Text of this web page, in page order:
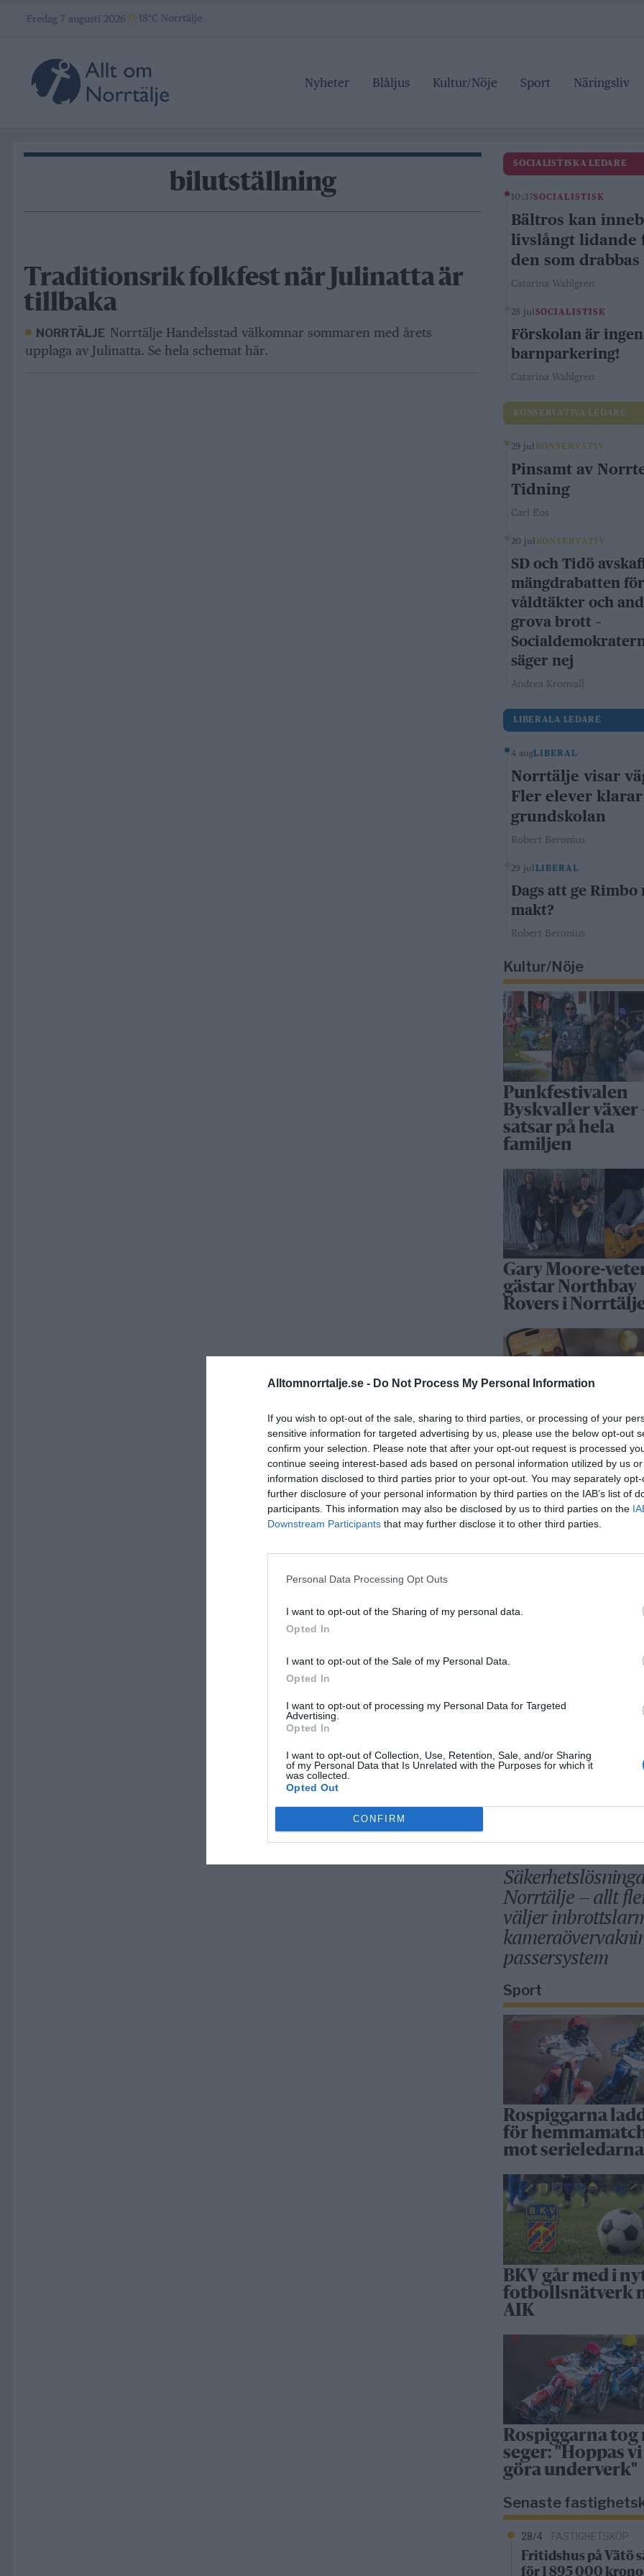
Alltomnorrtalje.se - Do Not Process My Personal Information
If you wish to opt-out of the sale, sharing to third parties, or processing of your
sensitive information for targeted advertising by us, please use the below opt-out
confirm your selection. Please note that after your opt-out request is processed
continue seeing interest-based ads based on personal information utilized by us
information disclosed to third parties prior to your opt-out. You may separately
further disclosure of your personal information by third parties on the IAB’s list of
participants. This information may also be disclosed by us to third parties on the
Downstream Participants that may further disclose it to other third parties.
Personal Data Processing Opt Outs
I want to opt-out of the Sharing of my personal data.
Opted In
I want to opt-out of the Sale of my Personal Data.
Opted In
I want to opt-out of processing my Personal Data for Targeted
Advertising.
Opted In
I want to opt-out of Collection, Use, Retention, Sale, and/or Sharing
of my Personal Data that Is Unrelated with the Purposes for which it
was collected.
Opted Out
CONFIRM
Fredag 7 augusti 2026 18°C Norrtälje
Nyheter Blåljus Kultur/Nöje Sport Näringsliv
bilutställning
Traditionsrik folkfest när Julinatta är
tillbaka
NORRTÄLJE Norrtälje Handelsstad välkomnar sommaren med årets
upplaga av Julinatta. Se hela schemat här.
SOCIALISTISKA LEDARE
10:37SOCIALISTISK
Bältros kan
livslångt lidande
den som drabbas
Catarina Wahlgren
28 jul SOCIALISTISK
Förskolan är ingen
barnparkering!
Catarina Wahlgren
KONSERVATIVA LEDARE
29 jul KONSERVATIV
Pinsamt av
Tidning
Carl Eos
20 jul KONSERVATIV
SD och Tidö
mängdrabatten för
våldtäkter och
grova brott –
säger nej
Andrea Kronvall
LIBERALA LEDARE
4 augLIBERAL
Norrtälje visar
Fler elever klarar
grundskolan
Robert Beronius
29 jul LIBERAL
Dags att ge Rimbo
makt?
Robert Beronius
Kultur/Nöje
Punkfestivalen
Byskvaller växer
satsar på hela
familjen
Gary Moore-
gästar Northbay
Rovers i
”Vad händer på
passerar 50 000
medlemmar
Näringsliv
Norrtälje
Bino
styrelse
Norrtälje – allt
väljer
passersystem
Sport
Rospiggarna
för
mot serieledarna
BKV går med i
fotbollsnätverk
AIK
Rospiggarna tog
seger: "Hoppas
göra underverk"
Senaste
28/4 FASTIGHETSKÖP
Fritidshus på Vätö
för 1 895 000